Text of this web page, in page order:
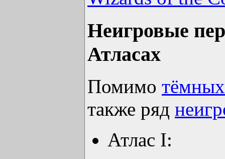
Неигровые
Атласах
Помимо
также ряд
Атлас I: